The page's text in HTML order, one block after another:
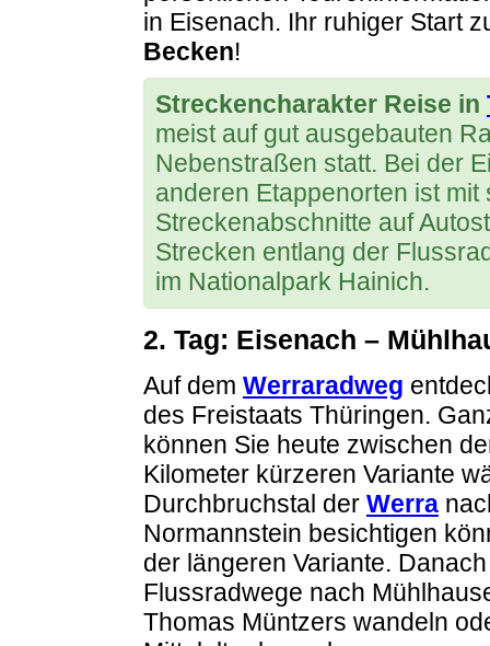
in Eisenach. Ihr ruhiger Start
Becken!
Streckencharakter Reise in
meist auf gut ausgebauten
Nebenstraßen statt. Bei der
anderen Etappenorten ist
Streckenabschnitte auf
Strecken entlang der
im Nationalpark Hainich.
2. Tag: Eisenach –
Auf dem Werraradweg
des Freistaats Thüringen.
können Sie heute zwischen
Kilometer kürzeren Variante
Durchbruchstal der Werra
Normannstein besichtigen
der längeren Variante.
Flussradwege nach
Thomas Müntzers wandeln